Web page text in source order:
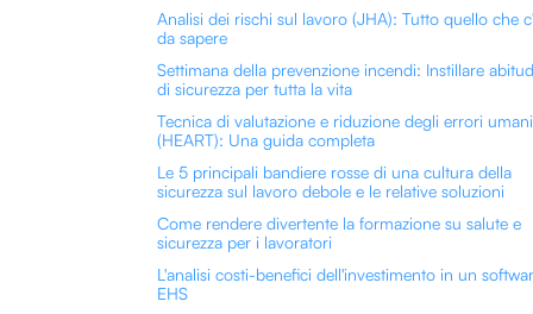
Analisi dei rischi sul lavoro (JHA): Tutto quello che
da sapere
Settimana della prevenzione incendi: Instillare
di sicurezza per tutta la vita
Tecnica di valutazione e riduzione degli errori umani
(HEART): Una guida completa
Le 5 principali bandiere rosse di una cultura della
sicurezza sul lavoro debole e le relative soluzioni
Come rendere divertente la formazione su salute e
sicurezza per i lavoratori
L'analisi costi-benefici dell'investimento in un
EHS